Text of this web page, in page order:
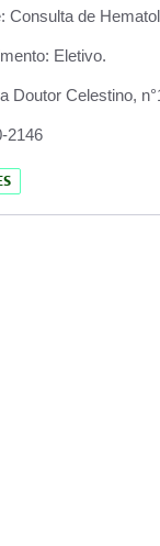
Consulta de
Eletivo.
Doutor Celestino,
2146